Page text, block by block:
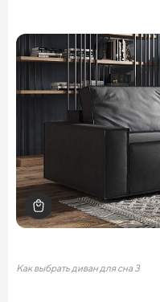
Как выбрать диван для сна 3